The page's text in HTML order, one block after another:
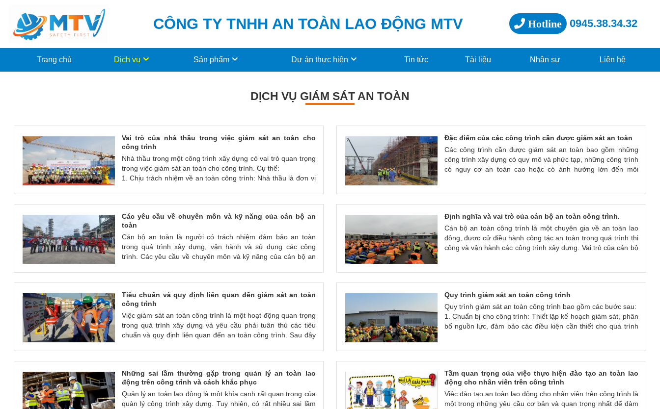
CÔNG TY TNHH AN TOÀN LAO ĐỘNG MTV Hotline 0945.38.34.32
Trang chủ Dịch vụ Sản phẩm Dự án thực hiện Tin tức Tài liệu Nhân sự Liên hệ
DỊCH VỤ GIÁM SÁT AN TOÀN
Vai trò của nhà thầu trong việc giám sát an toàn cho
công trình
Nhà thầu trong một công trình xây dựng có vai trò quan trọng
trong việc giám sát an toàn cho công trình. Cụ thể:
1. Chịu trách nhiệm về an toàn công trình: Nhà thầu là đơn vị
chuẩn an toàn.
Đặc điểm của các công trình cần được giám sát an toàn
Các công trình cần được giám sát an toàn bao gồm những
công trình xây dựng có quy mô và phức tạp, những công trình
có nguy cơ an toàn cao hoặc có ảnh hưởng lớn đến môi
chẽ giữa các bộ phận.
Các yêu cầu về chuyên môn và kỹ năng của cán bộ an
toàn
Cán bộ an toàn là người có trách nhiệm đảm bảo an toàn
trong quá trình xây dựng, vận hành và sử dụng các công
trình. Các yêu cầu về chuyên môn và kỹ năng của cán bộ an
pháp phòng ngừa và ứng phó với các rủi ro lao động.
Định nghĩa và vai trò của cán bộ an toàn công trình.
Cán bộ an toàn công trình là một chuyên gia về an toàn lao
động, được cử điều hành công tác an toàn trong quá trình thi
công và vận hành các công trình xây dựng. Vai trò của cán bộ
Tiêu chuẩn và quy định liên quan đến giám sát an toàn
công trình
Việc giám sát an toàn công trình là một hoạt động quan trọng
trong quá trình xây dựng và yêu cầu phải tuân thủ các tiêu
chuẩn và quy định liên quan đến an toàn công trình. Sau đây
nghề nghiệp: Tiêu chuẩn này quy định các yêu cầu về quản lý
an toàn và sức khỏe nghề nghiệp trong các tổ chức, bao gồm
cả quá trình xây dựng và giám sát an toàn công trình.
Quy trình giám sát an toàn công trình
Quy trình giám sát an toàn công trình bao gồm các bước sau:
1. Chuẩn bị cho công trình: Thiết lập kế hoạch giám sát, phân
bổ nguồn lực, đảm bảo các điều kiện cần thiết cho quá trình
pháp giám sát, kỹ thuật sử dụng và các tiêu chí đánh giá kết
quả giám sát.
- Phân bổ nguồn lực: Xác định các tài nguyên cần thiết cho
quá trình giám sát, bao gồm các kỹ sư, chuyên gia, thiết bị và
Những sai lầm thường gặp trong quản lý an toàn lao
động trên công trình và cách khắc phục
Quản lý an toàn lao động là một khía cạnh rất quan trọng của
quản lý công trình xây dựng. Tuy nhiên, có rất nhiều sai lầm
Tầm quan trọng của việc thực hiện đào tạo an toàn lao
động cho nhân viên trên công trình
Việc đào tạo an toàn lao động cho nhân viên trên công trình là
một trong những yêu cầu cơ bản và quan trọng nhất để đảm